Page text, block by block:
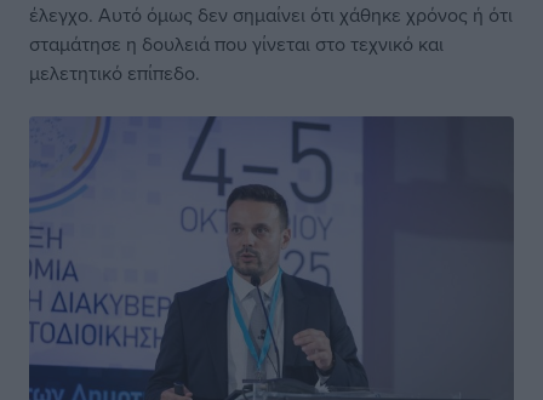
έλεγχο. Αυτό όμως δεν σημαίνει ότι χάθηκε χρόνος ή ότι
σταμάτησε η δουλειά που γίνεται στο τεχνικό και
μελετητικό επίπεδο.